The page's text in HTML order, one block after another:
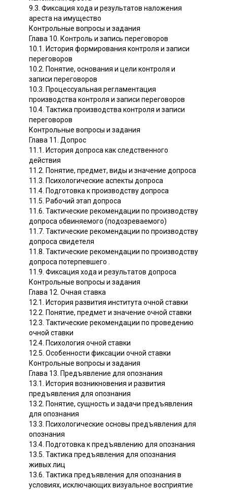
9.3. Фиксация хода и результатов наложения
ареста на имущество
Контрольные вопросы и задания
Глава 10. Контроль и запись переговоров
10.1. История формирования контроля и записи
переговоров
10.2. Понятие, основания и цели контроля и
записи переговоров
10.3. Процессуальная регламентация
производства контроля и записи переговоров
10.4. Тактика производства контроля и записи
переговоров
Контрольные вопросы и задания
Глава 11. Допрос
11.1. История допроса как следственного
действия
11.2. Понятие, предмет, виды и значение допроса
11.3. Психологические аспекты допроса
11.4. Подготовка к производству допроса
11.5. Рабочий этап допроса
11.6. Тактические рекомендации по производству
допроса обвиняемого (подозреваемого)
11.7. Тактические рекомендации по производству
допроса свидетеля
11.8. Тактические рекомендации по производству
допроса потерпевшего .
11.9. Фиксация хода и результатов допроса
Контрольные вопросы и задания
Глава 12. Очная ставка
12.1. История развития института очной ставки
12.2. Понятие, предмет и значение очной ставки
12.3. Тактические рекомендации по проведению
очной ставки
12.4. Психология очной ставки
12.5. Особенности фиксации очной ставки
Контрольные вопросы и задания
Глава 13. Предъявление для опознания
13.1. История возникновения и развития
предъявления для опознания
13.2. Понятие, сущность и задачи предъявления
для опознания
13.3. Психологические основы предъявления для
опознания
13.4. Подготовка к предъявлению для опознания
13.5. Тактика предъявления для опознания
живых лиц
13.6. Тактика предъявления для опознания в
условиях, исключающих визуальное восприятие